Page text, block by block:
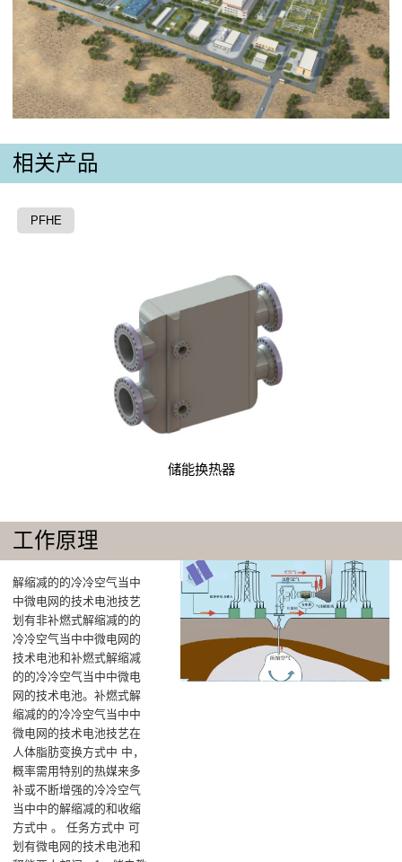
相关产品
PFHE
储能换热器
工作原理
解缩减的的冷冷空气当中
中微电网的技术电池技艺
划有非补燃式解缩减的的
冷冷空气当中中微电网的
技术电池和补燃式解缩减
的的冷冷空气当中中微电
网的技术电池。补燃式解
缩减的的冷冷空气当中中
微电网的技术电池技艺在
人体脂肪变换方式中 中，
概率需用特别的热媒来多
补或不断增强的冷冷空气
当中中的解缩减的和收缩
方式中 。 任务方式中 可
划有微电网的技术电池和